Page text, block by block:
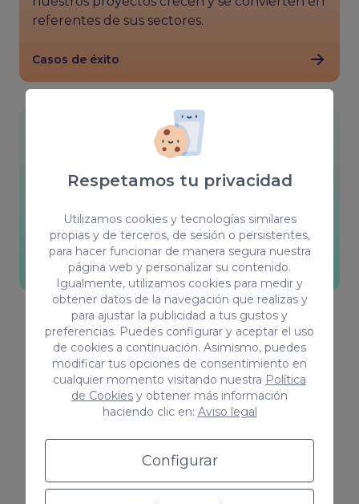
Respetamos tu privacidad
Utilizamos cookies y tecnologías similares
propias y de terceros, de sesión o persistentes,
para hacer funcionar de manera segura nuestra
página web y personalizar su contenido.
Igualmente, utilizamos cookies para medir y
obtener datos de la navegación que realizas y
para ajustar la publicidad a tus gustos y
preferencias. Puedes configurar y aceptar el uso
de cookies a continuación. Asimismo, puedes
modificar tus opciones de consentimiento en
cualquier momento visitando nuestra Política
de Cookies y obtener más información
haciendo clic en: Aviso legal
Configurar
referentes de sus sectores.
Casos de éxito
Somos fieles defensores de la formación para
crecer como profesionales, nos adaptamos a
que más se adecue a cada uno.
Visita nuestro blog
Sobre nosotros
¿Quiénes somos?
En Coco Solution hemos conseguido escalar el